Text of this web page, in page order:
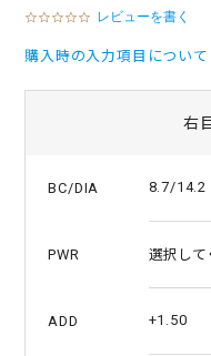
0
0
t
t
レビューを書く
購入時の入力項目について
右
BC/DIA 8.7/14.2
PWR
ADD +1.50